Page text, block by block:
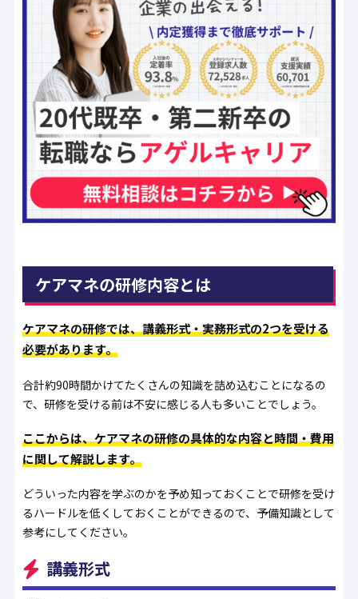
ケアマネの研修内容とは
ケアマネの研修では、講義形式・実務形式の2つを受ける
必要があります。
合計約90時間かけてたくさんの知識を詰め込むことになるの
で、研修を受ける前は不安に感じる人も多いことでしょう。
ここからは、ケアマネの研修の具体的な内容と時間・費用
に関して解説します。
どういった内容を学ぶのかを予め知っておくことで研修を受け
るハードルを低くしておくことができるので、予備知識として
参考にしてください。
講義形式